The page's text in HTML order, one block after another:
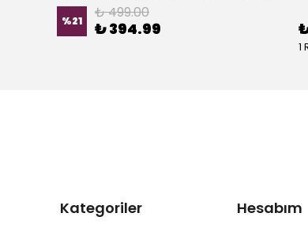
%21 ₺ 499.00
₺ 394.99
1
Kategoriler Hesabım